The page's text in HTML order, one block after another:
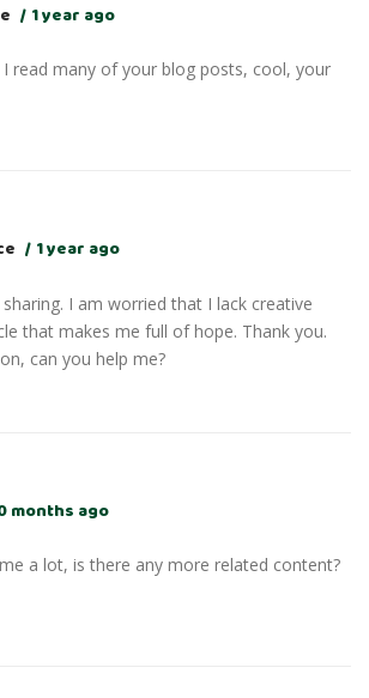
1 year ago
I read many of your blog posts, cool, your
1 year ago
I am worried that I lack creative
that makes me full of hope. Thank you.
can you help me?
months ago
a lot, is there any more related content?